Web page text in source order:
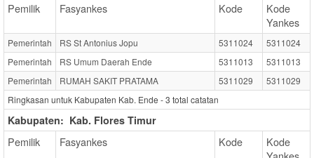
Pemilik Fasyankes Kode
Kode
Yankes
Pemerintah RS St Antonius Jopu 5311024
5311024
Pemerintah
RS Umum Daerah Ende 5311013
5311013
Pemerintah
RUMAH SAKIT PRATAMA 5311029
5311029
Ringkasan untuk Kabupaten Kab. Ende -3 total catatan
Kabupaten: Kab. Flores Timur
Pemilik Fasyankes Kode
Kode